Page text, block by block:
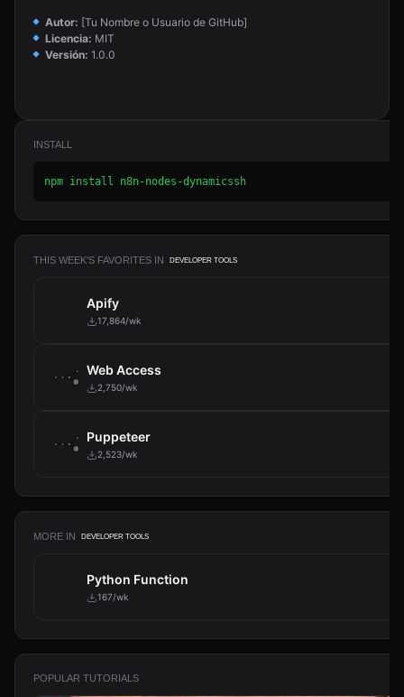
Autor: [Tu Nombre o Usuario de GitHub]
Licencia: MIT
Versión: 1.0.0
INSTALL
npm install n8n-nodes-dynamicssh
THIS WEEK'S FAVORITES IN DEVELOPER TOOLS
Apify
17,864/wk
Web Access
2,750/wk
Puppeteer
2,523/wk
MORE IN DEVELOPER TOOLS
Python Function
167/wk
POPULAR TUTORIALS